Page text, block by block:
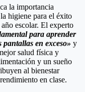
la importancia
higiene para el éxito
escolar. El experto
para aprender
en exceso» y
salud física y
y un sueño
al bienestar
en clase.